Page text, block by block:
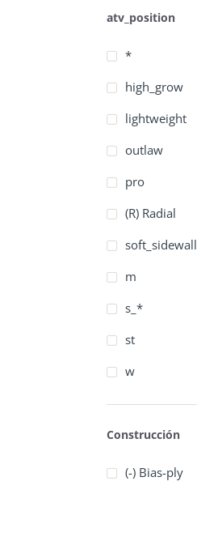
atv_position
*
high_grow
lightweight
outlaw
pro
(R) Radial
soft_sidewall
m
s_*
st
w
Construcción
(-) Bias-ply